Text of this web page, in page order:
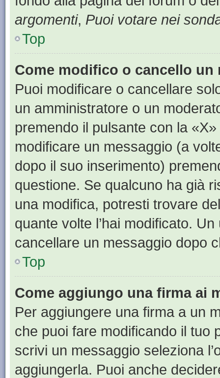
argomenti, Puoi votare nei
Top
Come modifico o cancello un
Puoi modificare o cancellare
un amministratore o un
premendo il pulsante con la
modificare un messaggio (a
dopo il suo inserimento)
questione. Se qualcuno ha già
una modifica, potresti trovare
quante volte l’hai modificato.
cancellare un messaggio dopo
Top
Come aggiungo una firma ai
Per aggiungere una firma a un
che puoi fare modificando il tuo
scrivi un messaggio seleziona
aggiungerla. Puoi anche